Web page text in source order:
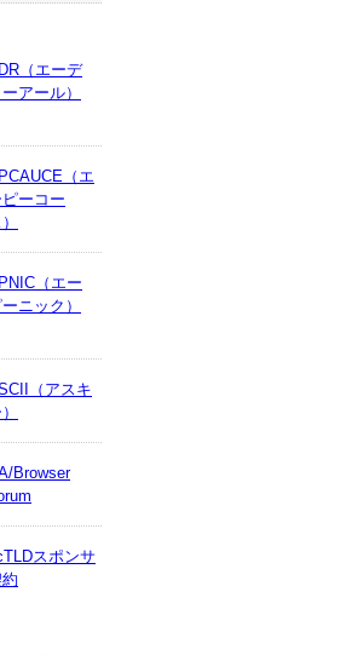
（エーデ
ーアール）
（エ
ピーコー
（エー
ーニック）
（アスキ
Browser
スポンサ